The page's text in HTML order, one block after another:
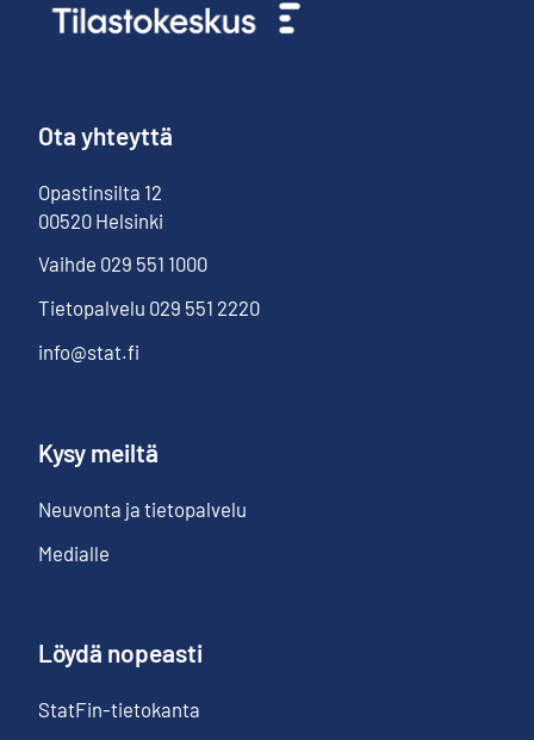
Ota yhteyttä
Opastinsilta 12
00520 Helsinki
Vaihde 029 551 1000
Tietopalvelu 029 551 2220
info@stat.fi
Kysy meiltä
Neuvonta ja tietopalvelu
Medialle
Löydä nopeasti
StatFin-tietokanta